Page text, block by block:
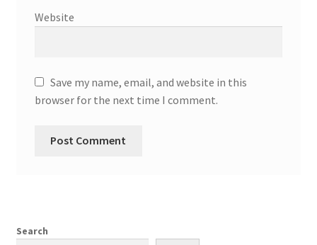
Website
Save my name, email, and website in this
browser for the next time I comment.
Search